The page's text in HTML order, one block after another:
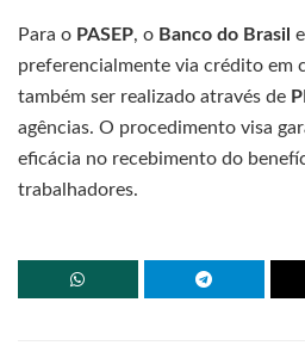
Para o PASEP, o Banco do Brasil
preferencialmente via crédito em
também ser realizado através de
agências. O procedimento visa
eficácia no recebimento do
trabalhadores.